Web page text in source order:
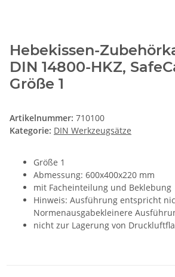
Hebekissen-
DIN 14800-HKZ,
Größe 1
Artikelnummer: 710100
Kategorie: DIN Werkzeugsätze
Größe 1
Abmessung: 600x400x220 mm
mit Facheinteilung und Beklebung
Hinweis: Ausführung entspricht
Normenausgabekleinere
nicht zur Lagerung von